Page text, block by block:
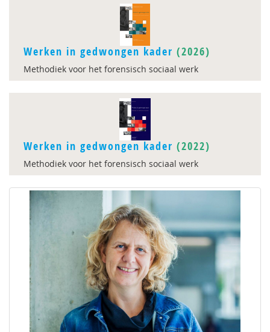
Werken in gedwongen kader (2026)
Methodiek voor het forensisch sociaal werk
Werken in gedwongen kader (2022)
Methodiek voor het forensisch sociaal werk